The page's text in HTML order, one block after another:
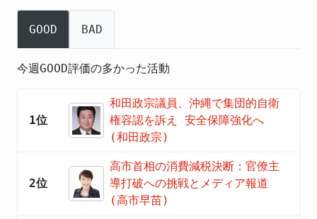
GOOD BAD
今週GOOD評価の多かった活動
1位
和田政宗議員、沖縄で集団的自衛
権容認を訴え 安全保障強化へ
(和田政宗)
2位
高市首相の消費減税決断：官僚主
導打破への挑戦とメディア報道
(高市早苗)